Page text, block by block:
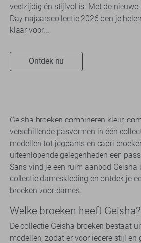
veelzijdig én stijlvol is. Met de nieuwe
Day najaarscollectie 2026 ben je
klaar voor...
Ontdek nu
Geisha broeken combineren kleur,
verschillende pasvormen in één
modellen tot jogpants en capri
uiteenlopende gelegenheden een
Sans vind je een ruim aanbod Geisha
collectie dameskleding en ontdek je
broeken voor dames.
Welke broeken heeft Geisha?
De collectie Geisha broeken bestaat
modellen, zodat er voor iedere stijl en